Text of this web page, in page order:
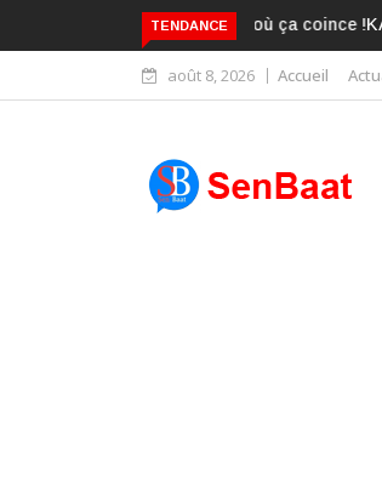
TENDANCE KARIME WADE
août 8, 2026 Accueil